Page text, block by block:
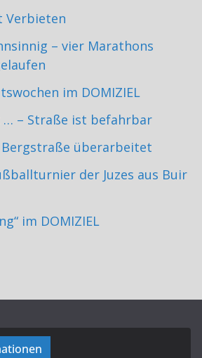
Verbieten
– vier Marathons
im DOMIZIEL
… – Straße ist befahrbar
überarbeitet
der Juzes aus Buir
im DOMIZIEL